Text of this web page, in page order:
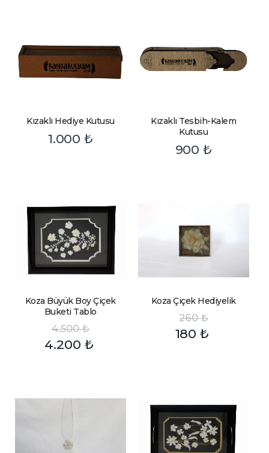
Kızaklı Hediye Kutusu
1.000₺
Kızaklı Tesbih-Kalem
Kutusu
900 ₺
Koza Büyük Boy Çiçek
Buketi Tablo
4.500₺
4.200 ₺
Koza Çiçek Hediyelik
260₺
180 ₺